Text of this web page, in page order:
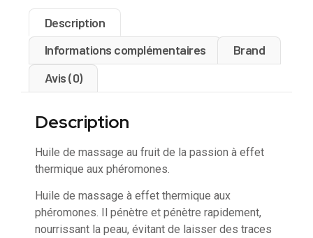
Description
Informations complémentaires
Brand
Avis (0)
Description
Huile de massage au fruit de la passion à effet
thermique aux phéromones.
Huile de massage à effet thermique aux
phéromones. Il pénètre et pénètre rapidement,
nourrissant la peau, évitant de laisser des traces